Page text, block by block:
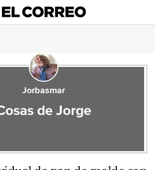
Jorbasmar
de Jorge